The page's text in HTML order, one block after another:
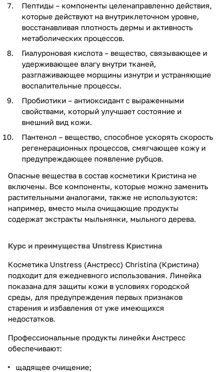
Пептиды – компоненты целенаправленно действия,
которые действуют на внутриклеточном уровне,
восстанавливая плотность дермы и активность
метаболических процессов.
Гиалуроновая кислота – вещество, связывающее и
удерживающее влагу внутри тканей,
разглаживающее морщины изнутри и устраняющие
воспалительные процессы.
Пробиотики – антиоксидант с выраженными
свойствами, который улучшает состояние и
внешний вид кожи.
Пантенол – вещество, способное ускорять скорость
регенерационных процессов, смягчающее кожу и
предупреждающее появление рубцов.
Опасные вещества в состав косметики Кристина не
включены. Все компоненты, которые можно заменить
растительными аналогами, также не используются:
например, вместо мыла очищающие продукты
содержат экстракты мыльнянки, мыльного дерева.
Курс и преимущества Unstress Кристина
Косметика Unstress (Анстресс) Christina (Кристина)
подходит для ежедневного использования. Линейка
показана для защиты кожи в условиях городской
среды, для предупреждения первых признаков
старения и избавления от уже имеющихся
недостатков.
Профессиональные продукты линейки Анстресс
обеспечивают:
щадящее очищение;